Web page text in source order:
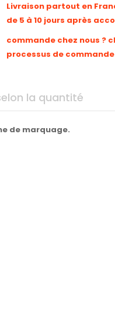
Livraison partout en
de 5 à 10 jours après
commande chez nous ?
processus de
la quantité
de marquage.